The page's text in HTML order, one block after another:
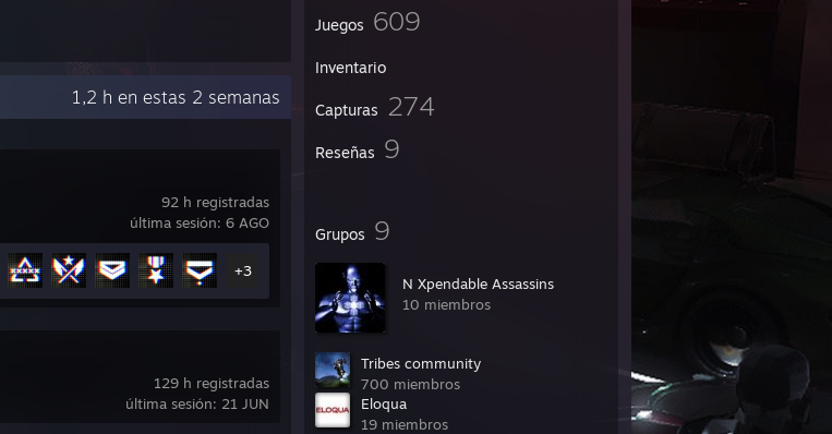
Juegos 609
Inventario
Capturas 274
Reseñas 9
Grupos 9
N Xpendable Assassins
10 miembros
Tribes community
700 miembros
Eloqua
19 miembros
1,2 h en estas 2 semanas
92 h registradas
última sesión: 6 AGO
+3
129 h registradas
última sesión: 21 JUN